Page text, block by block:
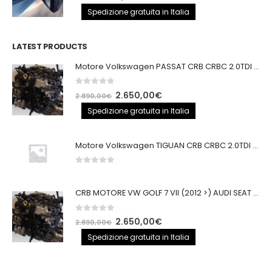
prezzo
originale
prezzo
attuale
Spedizione gratuita in Italia
LATEST PRODUCTS
Motore Volkswagen PASSAT CRB CRBC 2.0TDI 150CV
out of 5
2.890,00€ Il
prezzo
originale
2.890,00€.
2.650,00€Il
prezzo
attuale
2.650,00€.
Spedizione gratuita in Italia
Motore Volkswagen TIGUAN CRB CRBC 2.0TDI 150CV EURO6
CRB MOTORE VW GOLF 7 VII (2012 >) AUDI SEAT 2.0TDI 150CV CRB IMPIANTO BOSCH
out of 5
2.890,00€ Il
prezzo
originale
2.650,00€Il
prezzo
attuale
Spedizione gratuita in Italia